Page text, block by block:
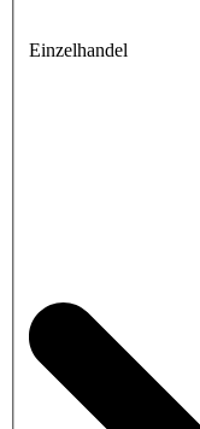
Einzelhandel